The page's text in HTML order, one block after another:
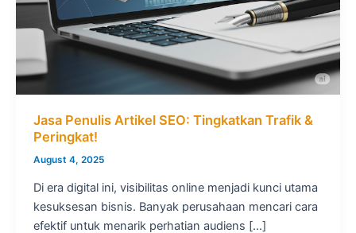
Jasa Penulis Artikel SEO: Tingkatkan Trafik &
Peringkat!
August 4, 2025
Di era digital ini, visibilitas online menjadi kunci utama
kesuksesan bisnis. Banyak perusahaan mencari cara
efektif untuk menarik perhatian audiens […]